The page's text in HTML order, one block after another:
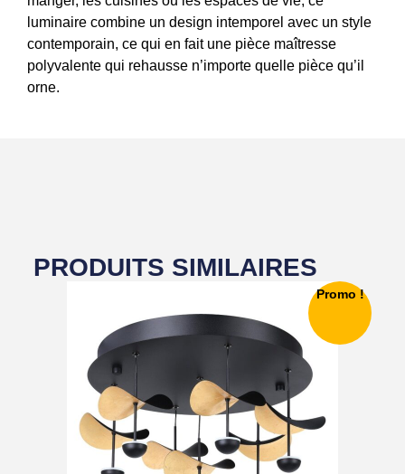
luminaire combine un design intemporel avec un style
contemporain, ce qui en fait une pièce maîtresse
polyvalente qui rehausse n’importe quelle pièce qu’il
orne.
PRODUITS SIMILAIRES
Promo !